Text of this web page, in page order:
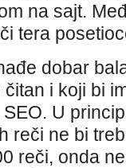
na sajt.
tera
dobar
i koji bi
U
reči ne bi
reči, onda